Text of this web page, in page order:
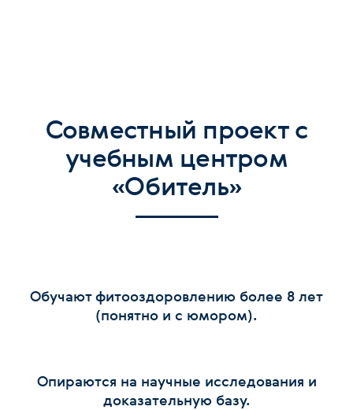
Совместный проект с
учебным центром
«Обитель»
Обучают фитооздоровлению более 8 лет
(понятно и с юмором).
Опираются на научные исследования и
доказательную базу.